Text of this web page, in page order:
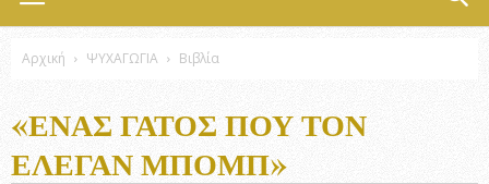
Αρχική ΨΥΧΑΓΩΓΙΑ Βιβλία
«ΈΝΑΣ ΓΆΤΟΣ ΠΟΥ ΤΟΝ
ΈΛΕΓΑΝ ΜΠΟΜΠ»